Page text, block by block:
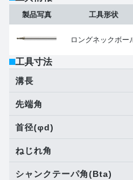
製品写真 工具形状
ロングネックボー
工具寸法
溝長
先端角
首径(φd)
ねじれ角
シャンクテーパ角(Bta)